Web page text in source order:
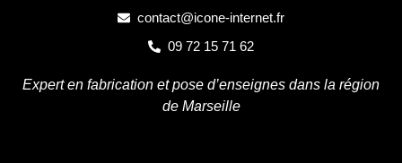
contact@icone-internet.fr
09 72 15 71 62
Expert en fabrication et pose d’enseignes dans la région
de Marseille